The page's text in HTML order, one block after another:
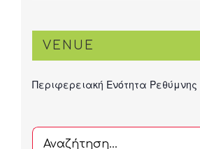
VENUE
Περιφερειακή Ενότητα Ρεθύμνης
Αναζήτηση